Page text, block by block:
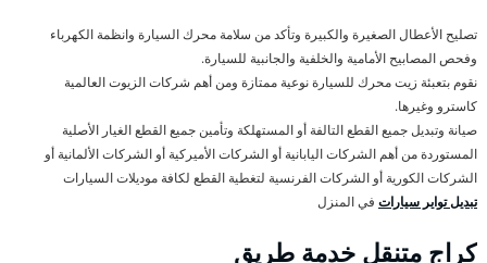
تصليح الأعطال الصغيرة والكبيرة وتأكد من سلامة محرك السيارة وانظمة الكهرباء
وفحص المصابيح الأمامية والخلفية والجانبية للسيارة.
نقوم بتعبئة زيت محرك للسيارة نوعية ممتازة ومن أهم شركات الزيوت العالمية
كاسترو وغيرها.
صيانة وتبديل جميع القطع التالفة أو المستهلكة وتأمين جميع القطع الغيار الأصلية
المستوردة من أهم الشركات اليابانية أو الشركات الأميركية أو الشركات الألمانية أو
الشركات الكورية أو الشركات الفرنسية لتغطية القطع لكافة موديلات السيارات
تبديل تواير سيارات في المنزل
كراج متنقل خدمة طريق